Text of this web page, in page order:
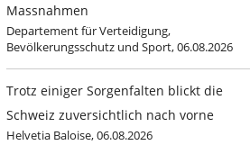
Massnahmen
Departement für Verteidigung,
Bevölkerungsschutz und Sport, 06.08.2026
Trotz einiger Sorgenfalten blickt die
Schweiz zuversichtlich nach vorne
Helvetia Baloise, 06.08.2026